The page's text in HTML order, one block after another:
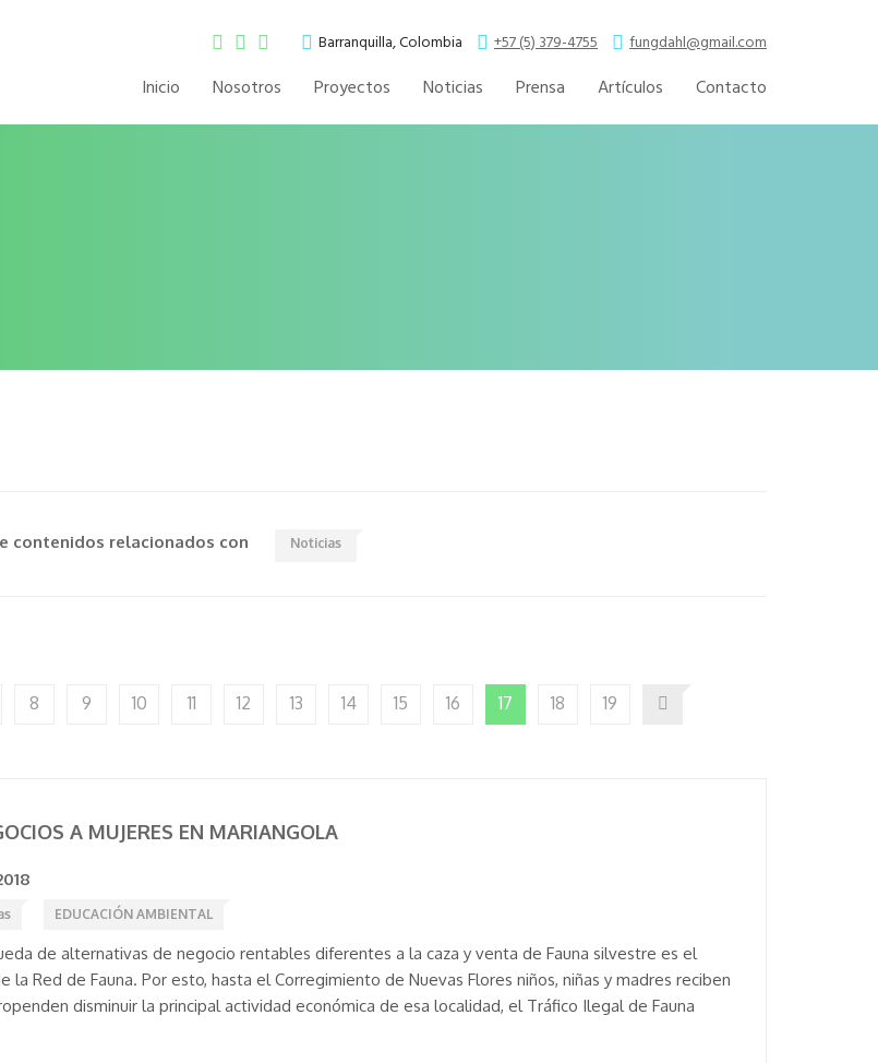
Barranquilla, Colombia +57 (5) 379-4755 fungdahl@gmail.com
Inicio Nosotros Proyectos Noticias Prensa Artículos Contacto
contenidos relacionados con Noticias
8 9 10 11 12 13 14 15 16 17 18 19
A MUJERES EN MARIANGOLA
EDUCACIÓN AMBIENTAL
de alternativas de negocio rentables diferentes a la caza y venta de Fauna silvestre es el
Red de Fauna. Por esto, hasta el Corregimiento de Nuevas Flores niños, niñas y madres reciben
disminuir la principal actividad económica de esa localidad, el Tráfico Ilegal de Fauna